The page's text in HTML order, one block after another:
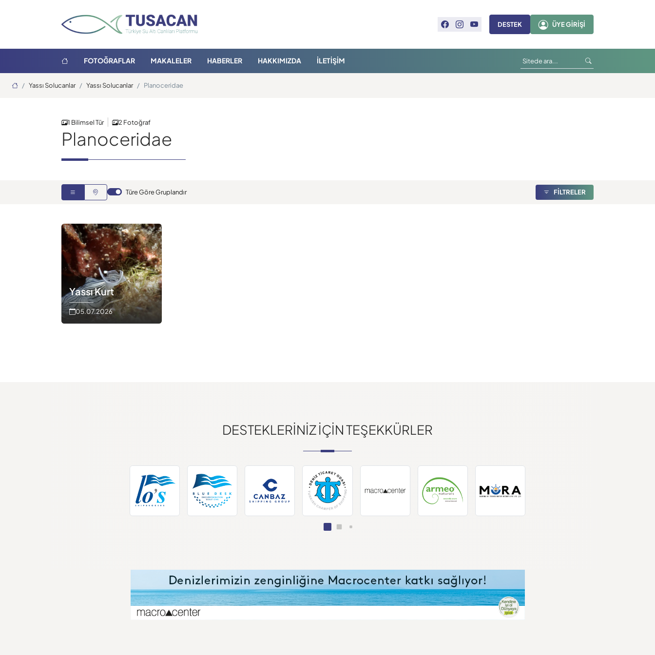
DESTEK ÜYE GIRIŞI
FOTOĞRAFLAR MAKALELER HABERLER HAKKIMIZDA İLETIŞIM
Ana Sayfa
Yassı Solucanlar Yassı Solucanlar Planoceridae
1 Bilimsel Tür 2 Fotoğraf
Planoceridae
Türe Göre Gruplandır FİLTRELER
Yassı Kurt
05.07.2026
DESTEKLERINIZ IÇIN TEŞEKKÜRLER